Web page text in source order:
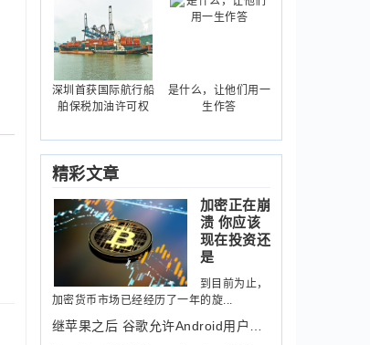
深圳首获国际航行船
舶保税加油许可权
是什么，让他们用一
生作答
精彩文章
加密正在崩
溃 你应该
现在投资还
是
到目前为止，
加密货币市场已经经历了一年的旋...